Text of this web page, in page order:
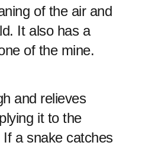
of the air and
It also has a
of the mine.
and relieves
it to the
a snake catches